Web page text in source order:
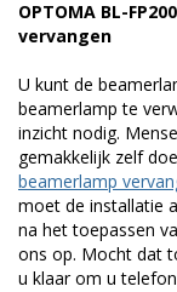
OPTOMA BL-
vervangen
U kunt de
beamerlamp te
inzicht nodig.
gemakkelijk zelf
beamerlamp
moet de installatie
na het toepassen
ons op. Mocht dat
u klaar om u